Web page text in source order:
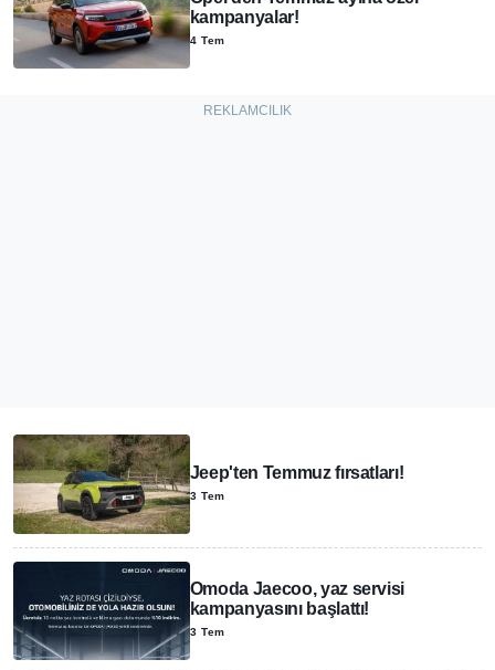
kampanyalar!
4 Tem
Jeep'ten Temmuz fırsatları!
3 Tem
Omoda Jaecoo, yaz servisi
kampanyasını başlattı!
3 Tem